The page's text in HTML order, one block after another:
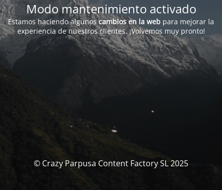
Modo mantenimiento activado
Estamos haciendo algunoscambios en la web para mejorar la
experiencia de nuestros clientes. ¡Volvemos muy pronto!
© Crazy Parpusa Content Factory SL 2025